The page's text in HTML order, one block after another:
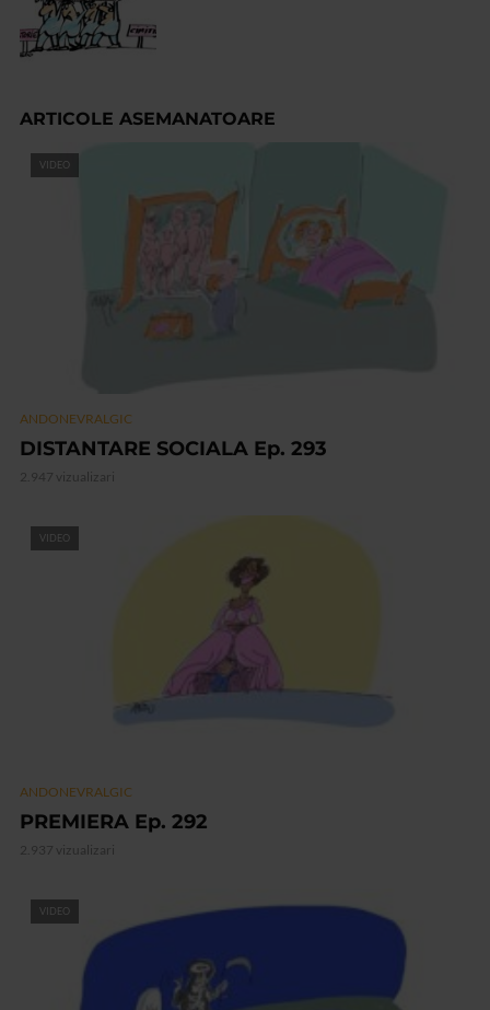
ARTICOLE ASEMANATOARE
VIDEO
ANDONEVRALGIC
DISTANTARE SOCIALA Ep. 293
2.947 vizualizari
VIDEO
ANDONEVRALGIC
PREMIERA Ep. 292
2.937 vizualizari
VIDEO